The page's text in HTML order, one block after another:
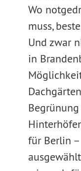
Wo
muss,
Und zwar
in
für Berlin